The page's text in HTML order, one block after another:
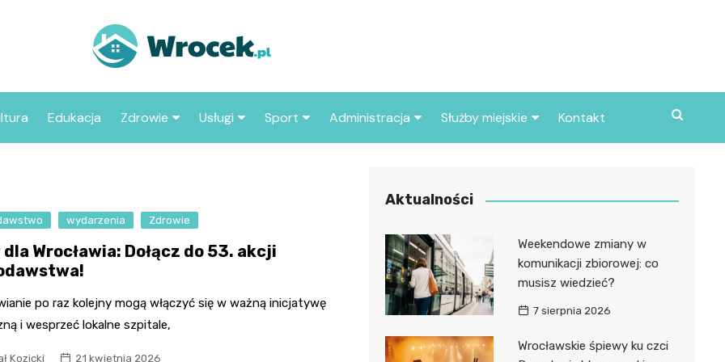
we
Edukacja Zdrowie
Apteka
Usługi
Stacja paliw
Sport
sportowe
Administracja
Urząd miasta
Służby miejskie
Policja
Kontakt
wydarzenia Zdrowie
dla Wrocławia: Dołącz do 53. akcji
po raz kolejny mogą włączyć się w ważną inicjatywę
i wesprzeć lokalne szpitale,
Kozicki 21 kwietnia 2026
Aktualności
Weekendowe zmiany w
komunikacji zbiorowej: co
musisz wiedzieć?
7 sierpnia 2026
Wrocławskie śpiewy ku czci